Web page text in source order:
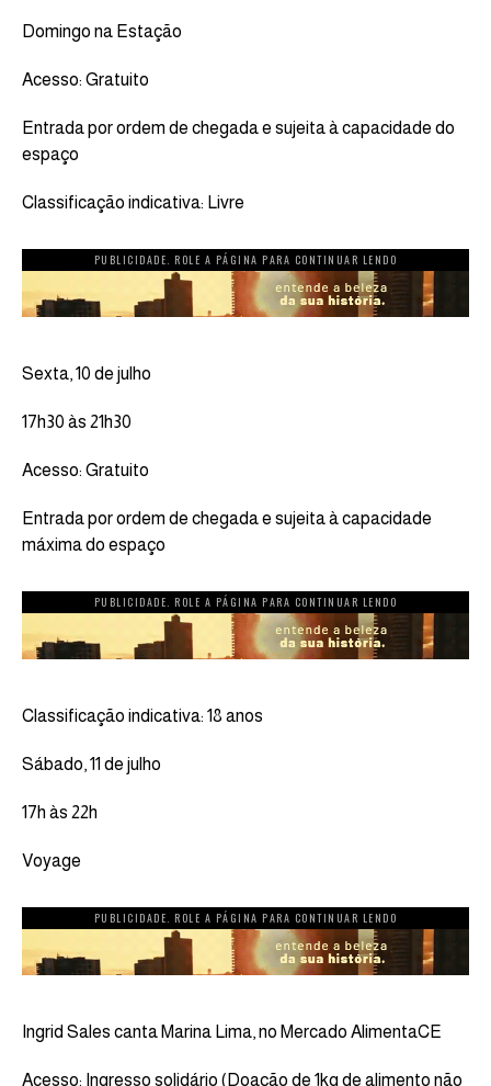
Domingo na Estação
Acesso: Gratuito
Entrada por ordem de chegada e sujeita à capacidade do
espaço
Classificação indicativa: Livre
PUBLICIDADE. ROLE A PÁGINA PARA CONTINUAR LENDO
Sexta, 10 de julho
17h30 às 21h30
Acesso: Gratuito
Entrada por ordem de chegada e sujeita à capacidade
máxima do espaço
PUBLICIDADE. ROLE A PÁGINA PARA CONTINUAR LENDO
Classificação indicativa: 18 anos
Sábado, 11 de julho
17h às 22h
Voyage
PUBLICIDADE. ROLE A PÁGINA PARA CONTINUAR LENDO
Ingrid Sales canta Marina Lima, no Mercado AlimentaCE
Acesso: Ingresso solidário (Doação de 1kg de alimento não